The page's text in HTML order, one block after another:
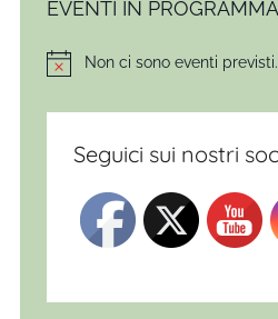
EVENTI IN PROGRAMMA
NoticeNon ci sono eventi previsti.
Seguici sui nostri